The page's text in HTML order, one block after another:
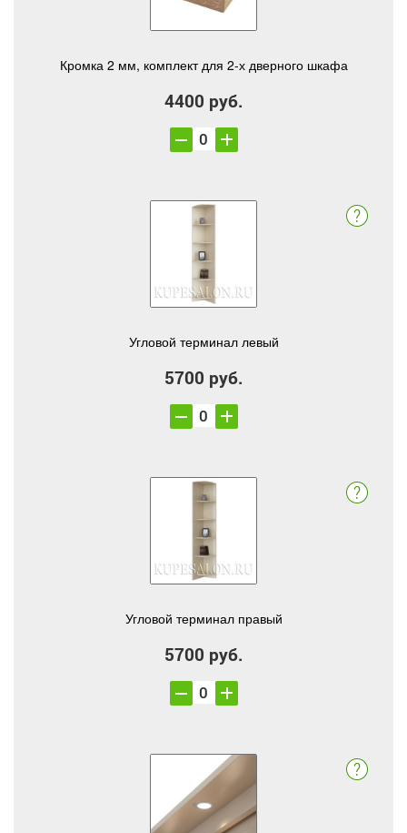
Кромка 2 мм, комплект для 2-х дверного шкафа
4400 руб.
Угловой терминал левый
5700 руб.
Угловой терминал правый
5700 руб.